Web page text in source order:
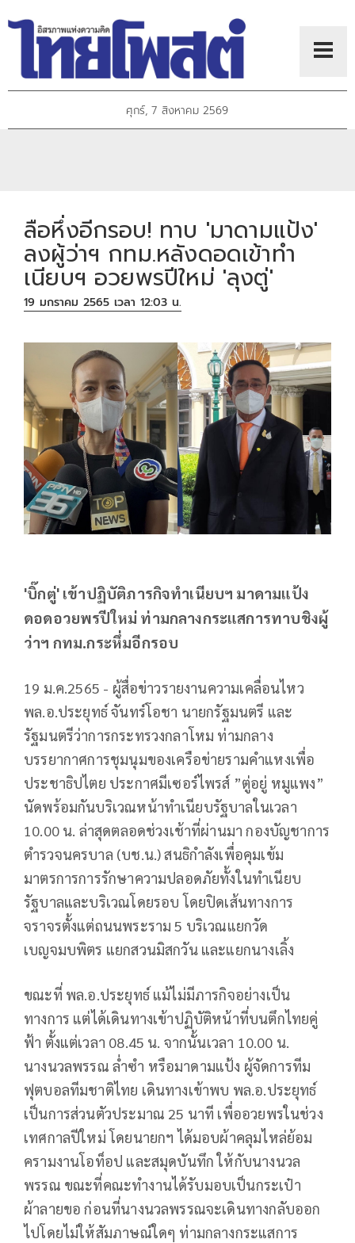
ศุกร์, 7 สิงหาคม 2569
ลือหึ่งอีกรอบ! ทาบ 'มาดามแป้ง'
ลงผู้ว่าฯ กทม.หลังดอดเข้าทำ
เนียบฯ อวยพรปีใหม่ 'ลุงตู่'
19 มกราคม 2565 เวลา 12:03 น.
'บิ๊กตู่' เข้าปฏิบัติภารกิจทำเนียบฯ มาดามแป้ง
ดอดอวยพรปีใหม่ ท่ามกลางกระแสการทาบชิงผู้
ว่าฯ กทม.กระหึ่มอีกรอบ
19 ม.ค.2565 - ผู้สื่อข่าวรายงานความเคลื่อนไหว
พล.อ.ประยุทธ์ จันทร์โอชา นายกรัฐมนตรี และ
รัฐมนตรีว่าการกระทรวงกลาโหม ท่ามกลาง
บรรยากาศการชุมนุมของเครือข่ายรามคำแหงเพื่อ
ประชาธิปไตย ประกาศมีเซอร์ไพรส์ ”ตู่อยู่ หมูแพง”
นัดพร้อมกันบริเวณหน้าทำเนียบรัฐบาลในเวลา
10.00 น. ล่าสุดตลอดช่วงเช้าที่ผ่านมา กองบัญชาการ
ตำรวจนครบาล (บช.น.) สนธิกำลังเพื่อคุมเข้ม
มาตรการการรักษาความปลอดภัยทั้งในทำเนียบ
รัฐบาลและบริเวณโดยรอบ โดยปิดเส้นทางการ
จราจรตั้งแต่ถนนพระราม 5 บริเวณแยกวัด
เบญจมบพิตร แยกสวนมิสกวัน และแยกนางเลิ้ง
ขณะที่ พล.อ.ประยุทธ์ แม้ไม่มีภารกิจอย่างเป็น
ทางการ แต่ได้เดินทางเข้าปฏิบัติหน้าที่บนตึกไทยคู่
ฟ้า ตั้งแต่เวลา 08.45 น. จากนั้นเวลา 10.00 น.
นางนวลพรรณ ล่ำซำ หรือมาดามแป้ง ผู้จัดการทีม
ฟุตบอลทีมชาติไทย เดินทางเข้าพบ พล.อ.ประยุทธ์
เป็นการส่วนตัวประมาณ 25 นาที เพื่ออวยพรในช่วง
เทศกาลปีใหม่ โดยนายกฯ ได้มอบผ้าคลุมไหล่ย้อม
ครามงานโอท็อป และสมุดบันทึก ให้กับนางนวล
พรรณ ขณะที่คณะทำงานได้รับมอบเป็นกระเป๋า
ผ้าลายขอ ก่อนที่นางนวลพรรณจะเดินทางกลับออก
ไปโดยไม่ให้สัมภาษณ์ใดๆ ท่ามกลางกระแสการ